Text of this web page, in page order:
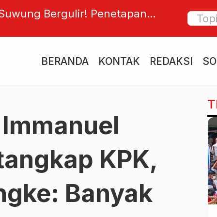
Bahasa Bali, BTID
BERANDA KONTAK REDAKSI
KPK,
Banyak